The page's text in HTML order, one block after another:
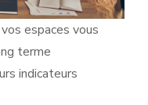
espaces vous
terme
indicateurs